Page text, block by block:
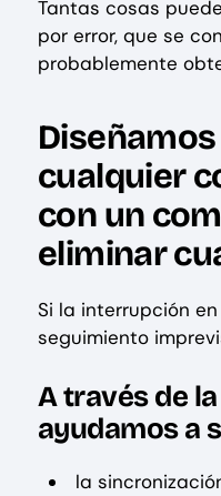
Tantas cosas
por error, que se
probablemente
cualquier
con un
eliminar
Si la interrupción
seguimiento
A través de
ayudamos a
la